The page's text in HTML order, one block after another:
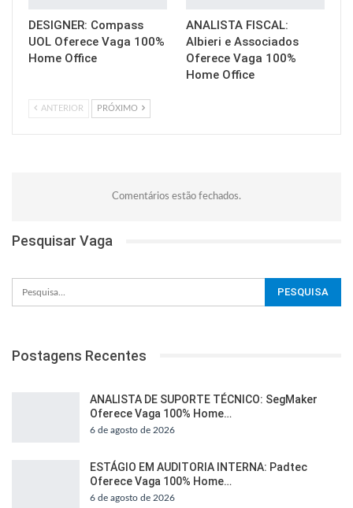
DESIGNER: Compass
UOL Oferece Vaga 100%
Home Office
ANALISTA FISCAL:
Albieri e Associados
Oferece Vaga 100%
Home Office
ANTERIOR PRÓXIMO
Comentários estão fechados.
Pesquisar Vaga
Postagens Recentes
ANALISTA DE SUPORTE TÉCNICO: SegMaker
Oferece Vaga 100% Home…
6 de agosto de 2026
ESTÁGIO EM AUDITORIA INTERNA: Padtec
Oferece Vaga 100% Home…
6 de agosto de 2026